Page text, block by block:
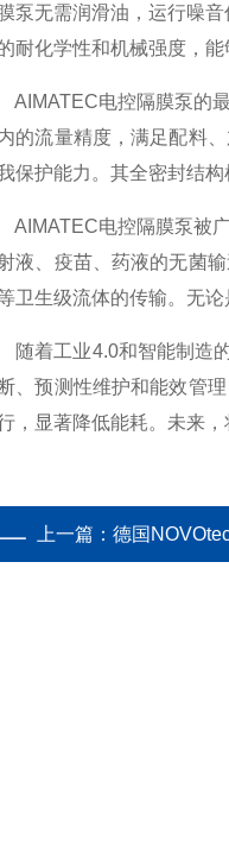
泵无需润滑油，运行噪
耐化学性和机械强度，
电控隔膜泵的最
的流量精度，满足配料
保护能力。其全密封结
电控隔膜泵被广
液、疫苗、药液的无菌
卫生级流体的传输。无
着工业4.0和智能制造的
、预测性维护和能效管
，显著降低能耗。未来
上一篇： 德国